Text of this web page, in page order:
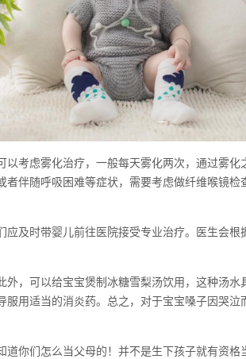
考虑雾化治疗，一般每天雾化两次，通过雾
者伴随呼吸困难等症状，需要考虑做纤维喉镜
及时带婴儿前往医院接受专业治疗。医生会
，可以给宝宝煲制冰糖雪梨汤饮用，这种汤
服用适当的消炎药。总之，对于宝宝嗓子因哭
道你们怎么当父母的！并不是生下孩子就有资